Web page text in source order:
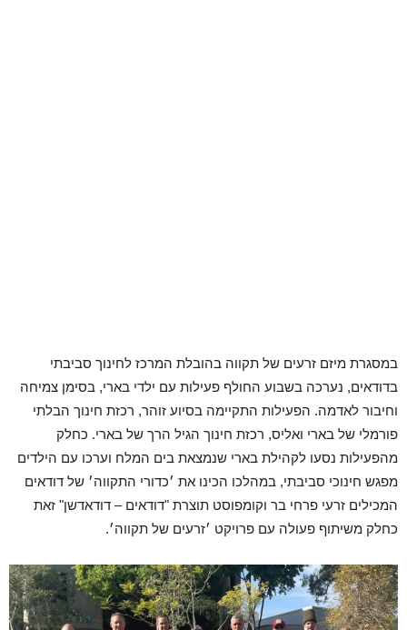
במסגרת מיזם זרעים של תקווה בהובלת המרכז לחינוך סביבתי
בדודאים, נערכה בשבוע החולף פעילות עם ילדי בארי, בסימן צמיחה
וחיבור לאדמה. הפעילות התקיימה בסיוע זוהר, רכזת חינוך הבלתי
פורמלי של בארי ואליס, רכזת חינוך הגיל הרך של בארי. כחלק
מהפעילות נסעו לקהילת בארי שנמצאת בים המלח וערכו עם הילדים
מפגש חינוכי סביבתי, במהלכו הכינו את ׳כדורי התקווה׳ של דודאים
המכילים זרעי פרחי בר וקומפוסט תוצרת "דודאים – דודאדשן" זאת
כחלק משיתוף פעולה עם פרויקט ׳זרעים של תקווה׳.